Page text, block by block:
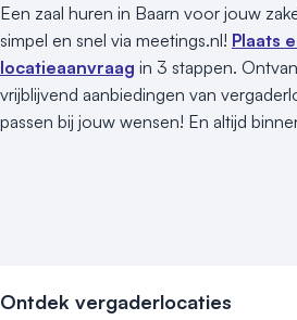
Een zaal huren in Baarn voor jouw
simpel en snel via meetings.nl! Plaats
locatieaanvraag in 3 stappen.
vrijblijvend aanbiedingen van
passen bij jouw wensen! En altijd
Ontdek vergaderlocaties